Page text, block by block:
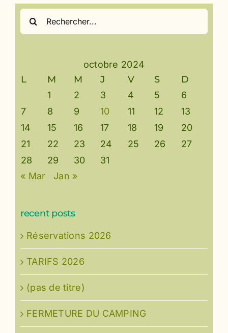
Rechercher:
octobre 2024
L M M J V S D
1 2 3 4 5
6
7
8 9 10 11 12
13
14
15 16 17 18 19
20
21
22 23 24 25 26
27
28
29 30
31
« Mar
Jan »
recent posts
Réservations 2026
TARIFS 2026
(pas de titre)
FERMETURE DU CAMPING